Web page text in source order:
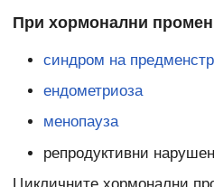
При хормонални
синдром на
ендометриоза
менопауза
репродуктивни